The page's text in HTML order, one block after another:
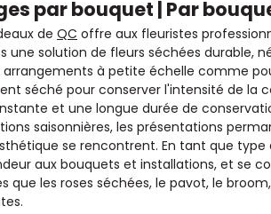
par bouquet | Par
de QC offre aux fleuristes
une solution de fleurs séchées durable,
à petite échelle comme
séché pour conserver l'intensité de la
et une longue durée de
saisonnières, les présentations
se rencontrent. En tant que type
aux bouquets et installations, et se
que les roses séchées, le pavot, le